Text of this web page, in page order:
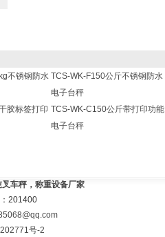
不锈钢防水 TCS-WK-F150公斤不锈钢防水
电子台秤
胶标签打印 TCS-WK-C150公斤带打印功能
电子台秤
车秤，称重设备厂家
201400
号-2